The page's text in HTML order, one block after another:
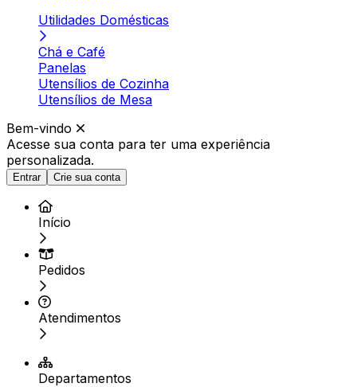
Utilidades Domésticas
Chá e Café
Panelas
Utensílios de Cozinha
Utensílios de Mesa
Bem-vindo
Acesse sua conta para ter uma experiência
personalizada.
Entrar Crie sua conta
Início
Pedidos
Atendimentos
Departamentos